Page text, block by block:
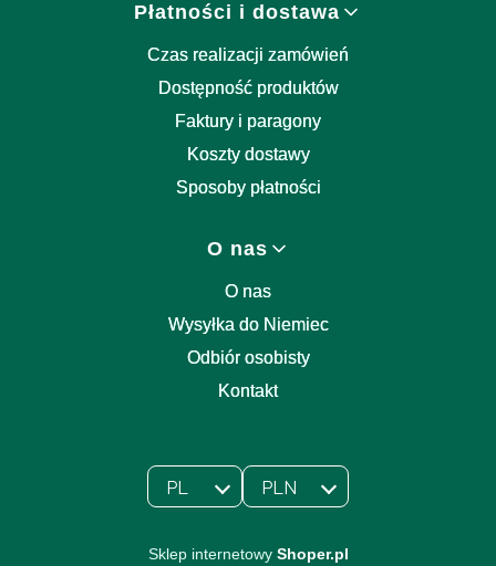
Płatności i dostawa
Czas realizacji zamówień
Dostępność produktów
Faktury i paragony
Koszty dostawy
Sposoby płatności
O nas
O nas
Wysyłka do Niemiec
Odbiór osobisty
Kontakt
Wybrany język:
PL
polski Wybrana waluta:
PLN
Sklep internetowy Shoper.pl